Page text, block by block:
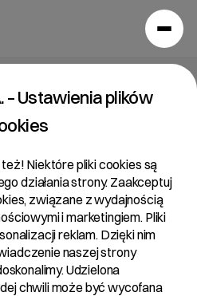
35/2019
przez Zwyczajne Walne
dniu 8 października
– Ustawienia plików
Niektóre pliki cookies są
działania strony. Zaakceptuj
związane z wydajnością
i marketingiem. Pliki
reklam. Dzięki nim
naszej strony
Udzielona
chwili może być wycofana